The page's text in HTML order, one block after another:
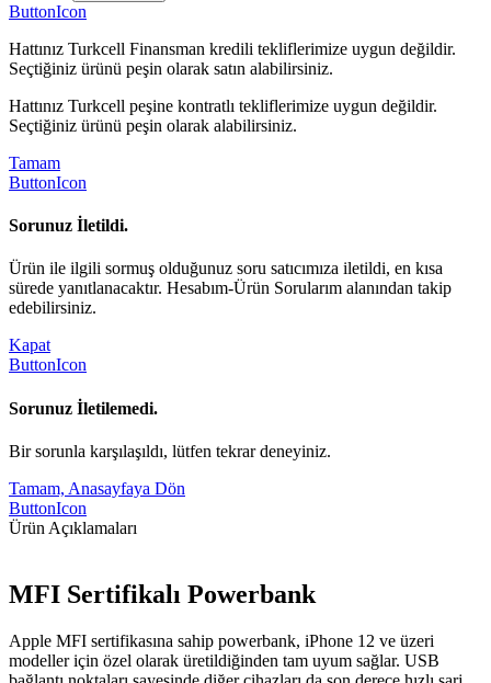
ButtonIcon
Hattınız Turkcell Finansman kredili tekliflerimize uygun değildir.
Seçtiğiniz ürünü peşin olarak satın alabilirsiniz.
Hattınız Turkcell peşine kontratlı tekliflerimize uygun değildir.
Seçtiğiniz ürünü peşin olarak alabilirsiniz.
Tamam
ButtonIcon
Sorunuz İletildi.
Ürün ile ilgili sormuş olduğunuz soru satıcımıza iletildi, en kısa
sürede yanıtlanacaktır. Hesabım-Ürün Sorularım alanından takip
edebilirsiniz.
Kapat
ButtonIcon
Sorunuz İletilemedi.
Bir sorunla karşılaşıldı, lütfen tekrar deneyiniz.
Tamam, Anasayfaya Dön
ButtonIcon
Ürün Açıklamaları
MFI Sertifikalı Powerbank
Apple MFI sertifikasına sahip powerbank, iPhone 12 ve üzeri
modeller için özel olarak üretildiğinden tam uyum sağlar. USB